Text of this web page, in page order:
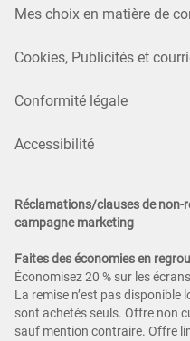
Mes choix en matière de
Cookies, Publicités et
Conformité légale
Accessibilité
Réclamations/clauses de non-
campagne marketing
Faites des économies en
Économisez 20 % sur les
La remise n’est pas disponible
sont achetés seuls. Offre non
sauf mention contraire. Offre